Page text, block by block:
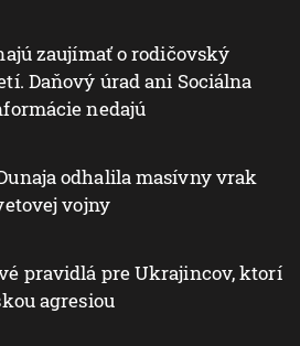
zaujímať o rodičovský
Daňový úrad ani Sociálna
nedajú
odhalila masívny vrak
vojny
pravidlá pre Ukrajincov, ktorí
agresiou